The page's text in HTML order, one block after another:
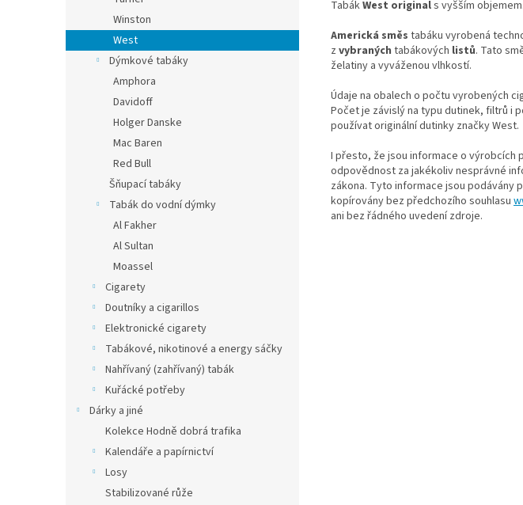
Winston
West
Dýmkové tabáky
Amphora
Davidoff
Holger Danske
Mac Baren
Red Bull
Šňupací tabáky
Tabák do vodní dýmky
Al Fakher
Al Sultan
Moassel
Cigarety
Doutníky a cigarillos
Elektronické cigarety
Tabákové, nikotinové a energy sáčky
Nahřívaný (zahřívaný) tabák
Kuřácké potřeby
Dárky a jiné
Kolekce Hodně dobrá trafika
Kalendáře a papírnictví
Losy
Stabilizované růže
TabákWest originals vyšším
Americká směs tabáku vyrobená
z vybraných tabákových listů. Tato
želatiny a vyváženou vlhkostí.
Údaje na obalech o počtu vyrobených
Počet je závislý na typu dutinek, filtrů i
používat originální dutinky značky West.
I přesto, že jsou informace o výrobcích
odpovědnost za jakékoliv nesprávné
zákona. Tyto informace jsou podávány
kopírovány bez předchozího souhlasu
ani bez řádného uvedení zdroje.